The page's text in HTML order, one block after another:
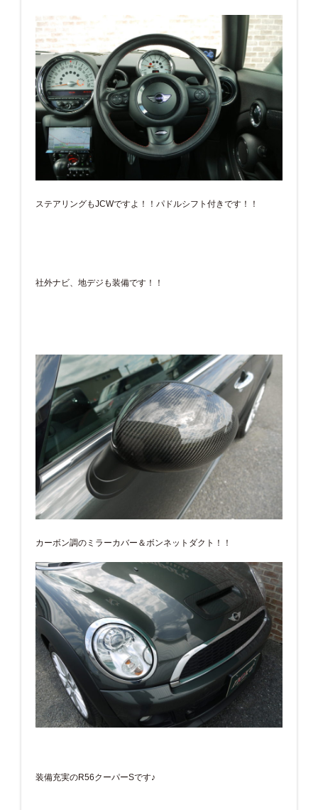
ステアリングもJCWですよ！！パドルシフト付きです！！
社外ナビ、地デジも装備です！！
カーボン調のミラーカバー＆ボンネットダクト！！
装備充実のR56クーパーSです♪